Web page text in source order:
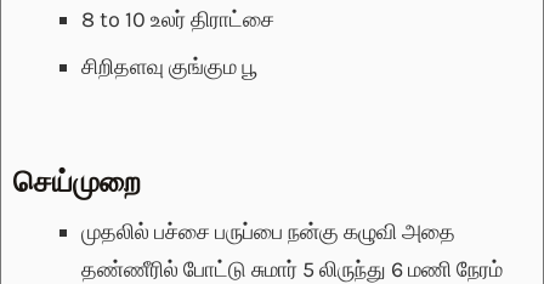
8 to 10 உலர் திராட்சை
சிறிதளவு குங்கும பூ
செய்முறை
முதலில் பச்சை பருப்பை நன்கு கழுவி அதை
தண்ணீரில் போட்டு சுமார் 5 லிருந்து 6 மணி நேரம்